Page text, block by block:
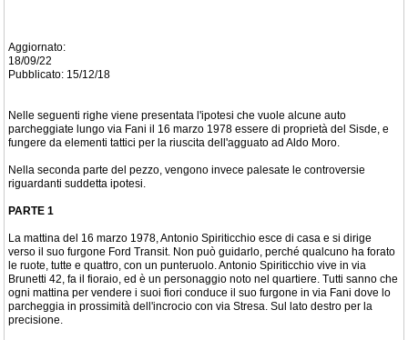
Aggiornato:
18/09/22
Pubblicato: 15/12/18
Nelle seguenti righe viene presentata l'ipotesi che vuole alcune auto
parcheggiate lungo via Fani il 16 marzo 1978 essere di proprietà del Sisde, e
fungere da elementi tattici per la riuscita dell'agguato ad Aldo Moro.
Nella seconda parte del pezzo, vengono invece palesate le controversie
riguardanti suddetta ipotesi.
PARTE 1
La mattina del 16 marzo 1978, Antonio Spiriticchio esce di casa e si dirige
verso il suo furgone Ford Transit. Non può guidarlo, perché qualcuno ha forato
le ruote, tutte e quattro, con un punteruolo. Antonio Spiriticchio vive in via
Brunetti 42, fa il fioraio, ed è un personaggio noto nel quartiere. Tutti sanno che
ogni mattina per vendere i suoi fiori conduce il suo furgone in via Fani dove lo
parcheggia in prossimità dell'incrocio con via Stresa. Sul lato destro per la
precisione.